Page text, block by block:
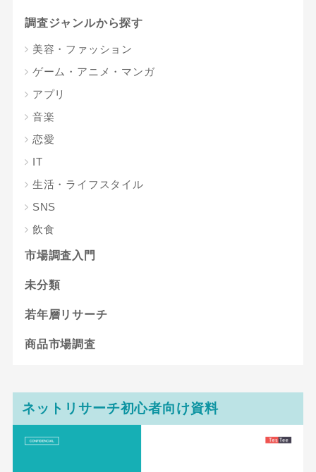
調査ジャンルから探す
美容・ファッション
ゲーム・アニメ・マンガ
アプリ
音楽
恋愛
IT
生活・ライフスタイル
SNS
飲食
市場調査入門
未分類
若年層リサーチ
商品市場調査
ネットリサーチ初心者向け資料